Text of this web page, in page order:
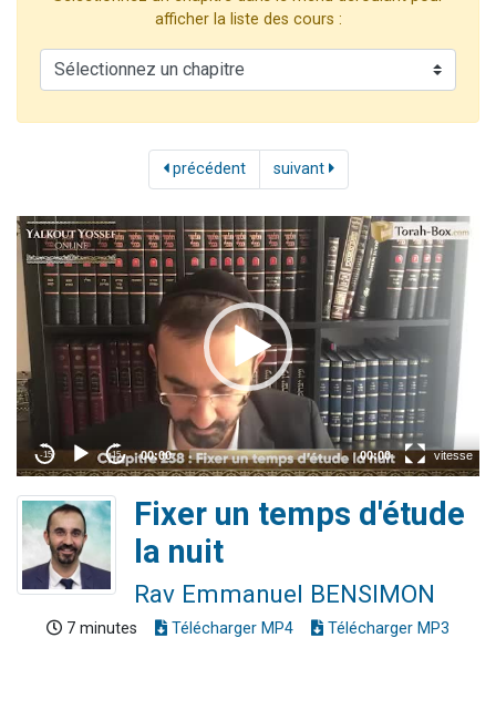
Il reste 49 places pour étudier en groupe sur Zoom
12 nouvelles musiques dans Torah-Box Music
afficher la liste des cours :
précédent suivant
Fixer un temps d'étude
la nuit
Rav Emmanuel BENSIMON
7 minutes Télécharger MP4 Télécharger MP3